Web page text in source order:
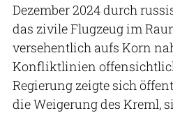
Dezember 2024 durch
das zivile Flugzeug im
versehentlich aufs Korn
Konfliktlinien
Regierung zeigte sich
die Weigerung des Kreml,